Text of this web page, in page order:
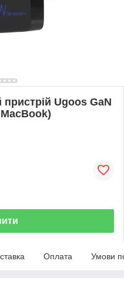
Ugoos GaN
Оплата Умови